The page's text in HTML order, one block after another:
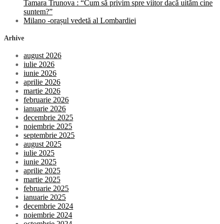
Tamara Trunova : “Cum să privim spre viitor dacă uităm cine
suntem?”
Milano -orașul vedetă al Lombardiei
Arhive
august 2026
iulie 2026
iunie 2026
aprilie 2026
martie 2026
februarie 2026
ianuarie 2026
decembrie 2025
noiembrie 2025
septembrie 2025
august 2025
iulie 2025
iunie 2025
aprilie 2025
martie 2025
februarie 2025
ianuarie 2025
decembrie 2024
noiembrie 2024